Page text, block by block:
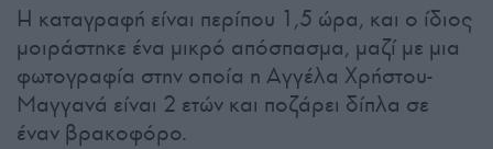
Η καταγραφή είναι περίπου 1,5 ώρα, και ο ίδιος
μοιράστηκε ένα μικρό απόσπασμα, μαζί με μια
φωτογραφία στην οποία η Αγγέλα Χρήστου-
Μαγγανά είναι 2 ετών και ποζάρει δίπλα σε
έναν βρακοφόρο.